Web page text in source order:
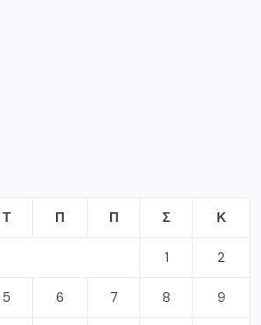
Τ Π Π Σ Κ
1 2
5 6 7 8 9